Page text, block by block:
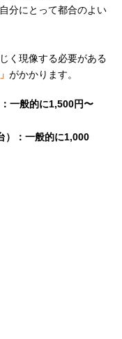
分にとって都合のよい
く現像する必要がある
がかかります。
一般的に1,500円〜
）：一般的に1,000